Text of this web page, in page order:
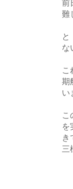
前
難
と
な
こ
期
い
こ
を
き
三